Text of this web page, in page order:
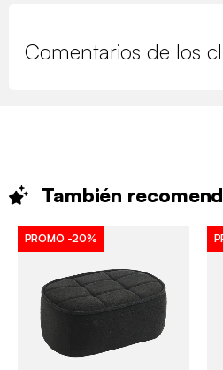
Comentarios de los
También
PROMO -20%